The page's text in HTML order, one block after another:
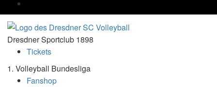
Dresdner Sportclub 1898
Tickets
1. Volleyball Bundesliga
Fanshop